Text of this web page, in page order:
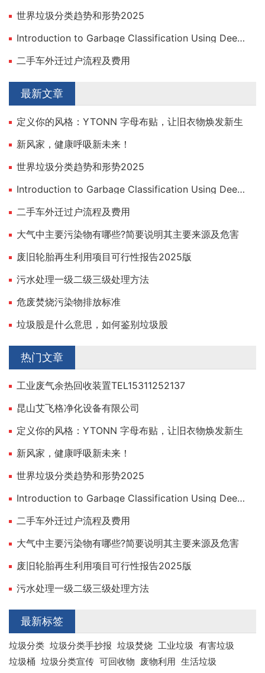
世界垃圾分类趋势和形势2025
Introduction to Garbage Classification Using Deep Learning
二手车外迁过户流程及费用
最新文章
定义你的风格：YTONN 字母布贴，让旧衣物焕发新生
新风家，健康呼吸新未来！
世界垃圾分类趋势和形势2025
Introduction to Garbage Classification Using Deep Learning
二手车外迁过户流程及费用
大气中主要污染物有哪些?简要说明其主要来源及危害
废旧轮胎再生利用项目可行性报告2025版
污水处理一级二级三级处理方法
危废焚烧污染物排放标准
垃圾股是什么意思，如何鉴别垃圾股
热门文章
工业废气余热回收装置TEL15311252137
昆山艾飞格净化设备有限公司
定义你的风格：YTONN 字母布贴，让旧衣物焕发新生
新风家，健康呼吸新未来！
世界垃圾分类趋势和形势2025
Introduction to Garbage Classification Using Deep Learning
二手车外迁过户流程及费用
大气中主要污染物有哪些?简要说明其主要来源及危害
废旧轮胎再生利用项目可行性报告2025版
污水处理一级二级三级处理方法
最新标签
垃圾分类 垃圾分类手抄报 垃圾焚烧 工业垃圾 有害垃圾
垃圾桶 垃圾分类宣传 可回收物 废物利用 生活垃圾